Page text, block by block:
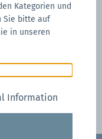
Kategorien und
Sie bitte auf
in unseren
Information